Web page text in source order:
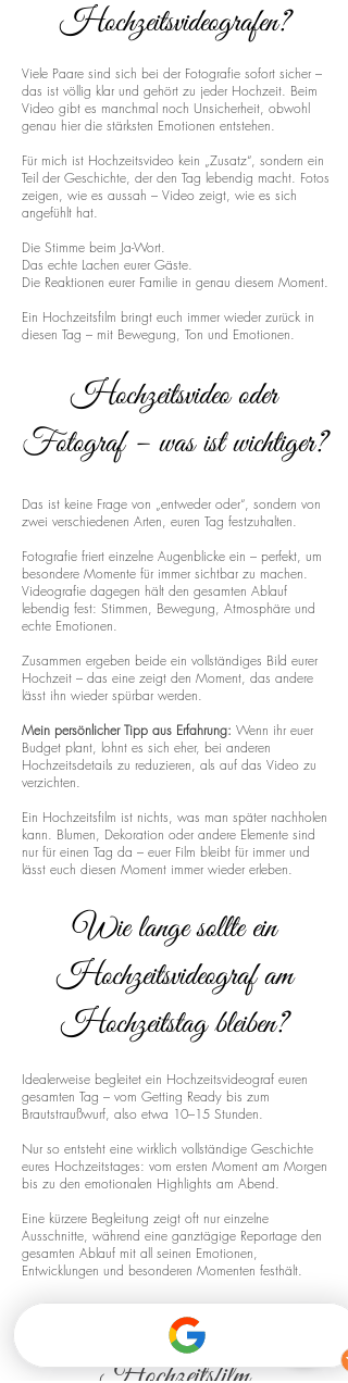
Hochzeitsvideografen?
Viele Paare sind sich bei der Fotografie sofort sicher –
das ist völlig klar und gehört zu jeder Hochzeit. Beim
Video gibt es manchmal noch Unsicherheit, obwohl
genau hier die stärksten Emotionen entstehen.
Für mich ist Hochzeitsvideo kein „Zusatz“, sondern ein
Teil der Geschichte, der den Tag lebendig macht. Fotos
zeigen, wie es aussah – Video zeigt, wie es sich
angefühlt hat.
Die Stimme beim Ja-Wort.
Das echte Lachen eurer Gäste.
Die Reaktionen eurer Familie in genau diesem Moment.
Ein Hochzeitsfilm bringt euch immer wieder zurück in
diesen Tag – mit Bewegung, Ton und Emotionen.
Hochzeitsvideo oder
Fotograf – was ist wichtiger?
Das ist keine Frage von „entweder oder“, sondern von
zwei verschiedenen Arten, euren Tag festzuhalten.
Fotografie friert einzelne Augenblicke ein – perfekt, um
besondere Momente für immer sichtbar zu machen.
Videografie dagegen hält den gesamten Ablauf
lebendig fest: Stimmen, Bewegung, Atmosphäre und
echte Emotionen.
Zusammen ergeben beide ein vollständiges Bild eurer
Hochzeit – das eine zeigt den Moment, das andere
lässt ihn wieder spürbar werden.
Mein persönlicher Tipp aus Erfahrung: Wenn ihr euer
Budget plant, lohnt es sich eher, bei anderen
Hochzeitsdetails zu reduzieren, als auf das Video zu
verzichten.
Ein Hochzeitsfilm ist nichts, was man später nachholen
kann. Blumen, Dekoration oder andere Elemente sind
nur für einen Tag da – euer Film bleibt für immer und
lässt euch diesen Moment immer wieder erleben.
Wie lange sollte ein
Hochzeitsvideograf am
Hochzeitstag bleiben?
Idealerweise begleitet ein Hochzeitsvideograf euren
gesamten Tag – vom Getting Ready bis zum
Brautstraußwurf, also etwa 10–15 Stunden.
Nur so entsteht eine wirklich vollständige Geschichte
eures Hochzeitstages: vom ersten Moment am Morgen
bis zu den emotionalen Highlights am Abend.
Eine kürzere Begleitung zeigt oft nur einzelne
Ausschnitte, während eine ganztägige Reportage den
gesamten Ablauf mit all seinen Emotionen,
Entwicklungen und besonderen Momenten festhält.
Drohnenaufnahmen für euren